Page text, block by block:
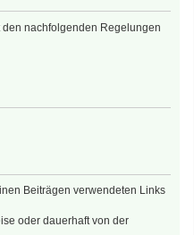
den nachfolgenden Regelungen
Beiträgen verwendeten Links
oder dauerhaft von der